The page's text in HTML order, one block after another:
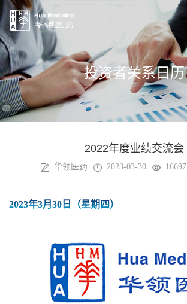
投资者关系日历
2022年度业绩交流会
华领医药 2023-03-30 16697
2023年3月30日（星期四）